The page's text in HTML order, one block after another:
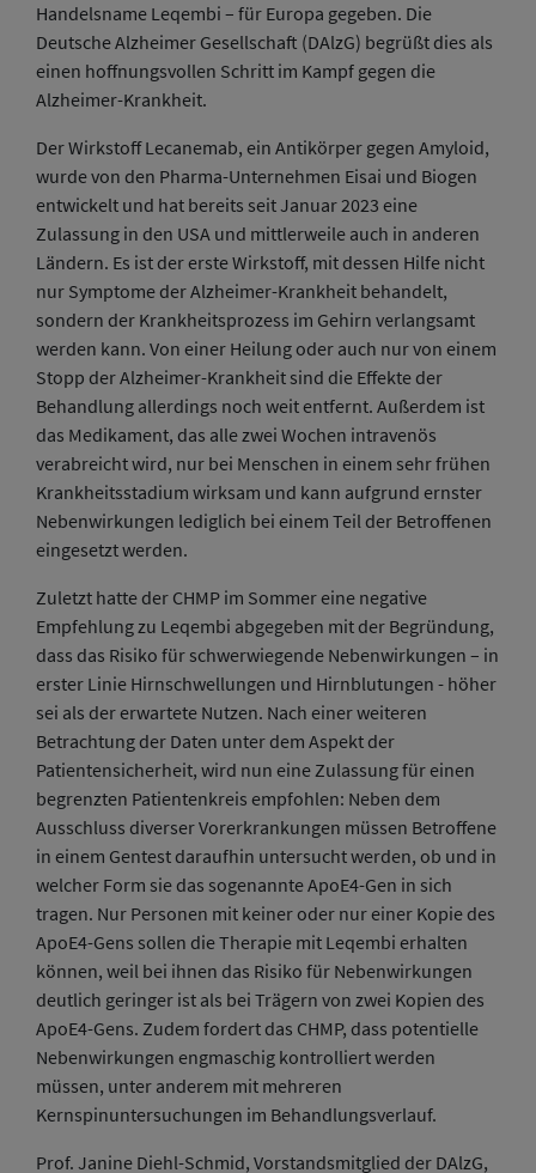
Handelsname Leqembi – für Europa gegeben. Die
Deutsche Alzheimer Gesellschaft (DAlzG) begrüßt dies als
einen hoffnungsvollen Schritt im Kampf gegen die
Alzheimer-Krankheit.
Der Wirkstoff Lecanemab, ein Antikörper gegen Amyloid,
wurde von den Pharma-Unternehmen Eisai und Biogen
entwickelt und hat bereits seit Januar 2023 eine
Zulassung in den USA und mittlerweile auch in anderen
Ländern. Es ist der erste Wirkstoff, mit dessen Hilfe nicht
nur Symptome der Alzheimer-Krankheit behandelt,
sondern der Krankheitsprozess im Gehirn verlangsamt
werden kann. Von einer Heilung oder auch nur von einem
Stopp der Alzheimer-Krankheit sind die Effekte der
Behandlung allerdings noch weit entfernt. Außerdem ist
das Medikament, das alle zwei Wochen intravenös
verabreicht wird, nur bei Menschen in einem sehr frühen
Krankheitsstadium wirksam und kann aufgrund ernster
Nebenwirkungen lediglich bei einem Teil der Betroffenen
eingesetzt werden.
Zuletzt hatte der CHMP im Sommer eine negative
Empfehlung zu Leqembi abgegeben mit der Begründung,
dass das Risiko für schwerwiegende Nebenwirkungen – in
erster Linie Hirnschwellungen und Hirnblutungen - höher
sei als der erwartete Nutzen. Nach einer weiteren
Betrachtung der Daten unter dem Aspekt der
Patientensicherheit, wird nun eine Zulassung für einen
begrenzten Patientenkreis empfohlen: Neben dem
Ausschluss diverser Vorerkrankungen müssen Betroffene
in einem Gentest daraufhin untersucht werden, ob und in
welcher Form sie das sogenannte ApoE4-Gen in sich
tragen. Nur Personen mit keiner oder nur einer Kopie des
ApoE4-Gens sollen die Therapie mit Leqembi erhalten
können, weil bei ihnen das Risiko für Nebenwirkungen
deutlich geringer ist als bei Trägern von zwei Kopien des
ApoE4-Gens. Zudem fordert das CHMP, dass potentielle
Nebenwirkungen engmaschig kontrolliert werden
müssen, unter anderem mit mehreren
Kernspinuntersuchungen im Behandlungsverlauf.
Prof. Janine Diehl-Schmid, Vorstandsmitglied der DAlzG,